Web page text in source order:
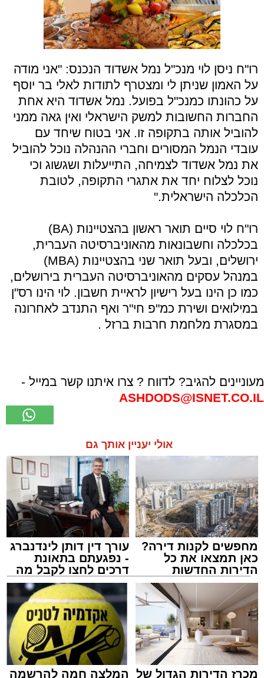
רו"ח ניסן לוי מנכ"ל נמל אשדוד הנכנס: "אני מודה
על האמון שניתן לי ומצטרף לתודות לאלי בר יוסף
על כהונתו כמנכ"ל בפועל. נמל אשדוד היא אחת
החברות החשובות למשק הישראלי ואין גאה ממני
להוביל אותה בתקופה זו. אני בטוח שיחד עם
עובדי הנמל המסורים וחברי ההנהלה נוכל להוביל
את נמל אשדוד לצמיחה, התייעלות ושגשוג וכי
נוכל לצלוח יחד את אתגרי התקופה, לטובת
הכלכלה הישראלית."
רו"ח לוי סיים תואר ראשון בהצטיינות (BA)
בכלכלה וחשבונאות מהאוניברסיטה העברית,
ירושלים, ובעל תואר שני בהצטיינות (MBA)
במנהל עסקים מהאוניברסיטה העברית בירושלים,
כמו כן הינו בעל רישיון לראיית חשבון. לוי הינו רס"ן
במילואים ושירת כמ"פ חי"ר ואף התנדב לאחרונה
במסגרת מלחמת חרבות ברזל .
מעוניינים להגיב? לדווח ? צרו איתנו קשר במייל -
ASHDODS@ISNET.CO.IL
אולי יעניין אותך גם
מחפשים לקנות דירה?
כאן תמצאו את כל
הדירות החדשות
למכירה באשדוד >>>
עורך דין דותן לינדנברג
- נפגעתם בתאונת
דרכים לחצו לקבל מה
שמגיע לכם
מכרז הדירות הגדול של
המלצה חמה להרשמה